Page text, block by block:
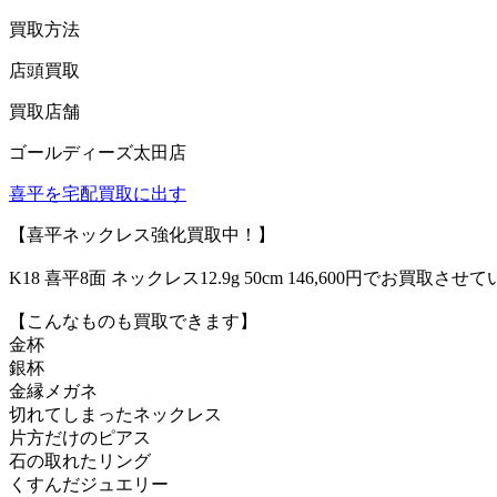
買取方法
店頭買取
買取店舗
ゴールディーズ太田店
喜平を宅配買取に出す
【喜平ネックレス強化買取中！】
K18 喜平8面 ネックレス12.9g 50cm 146,600円でお買取させて
【こんなものも買取できます】
金杯
銀杯
金縁メガネ
切れてしまったネックレス
片方だけのピアス
石の取れたリング
くすんだジュエリー